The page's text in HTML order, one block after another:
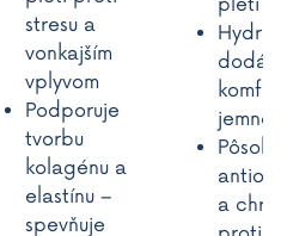
stresu a
vonkajším
vplyvom
Podporuje
tvorbu
kolagénu a
elastínu –
spevňuje
Pôsobí
a